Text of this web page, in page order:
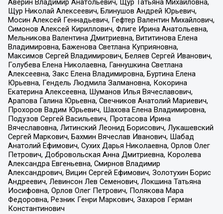
Аверин Владимир Анатольевич, Щур Татьяна Михайловна,
Щур Николай Алексеевич, Блинушов Андрей Юрьевич,
Мосин Алексей Геннадьевич, Гефтер Валентин Михайлович,
Симонов Алексей Кириллович, Флиге Ирина Анатольевна,
Мельникова Валентина Дмитриевна, Вититинова Елена
Владимировна, Баженова Светлана Куприяновна,
Максимов Сергей Владимирович, Беляев Сергей Иванович,
Голубева Елена Николаевна, Ганнушкина Светлана
Алексеевна, Закс Елена Владимировна, Буртина Елена
Юрьевна, Гендель Людмила Залмановна, Кокорина
Екатерина Алексеевна, Шуманов Илья Вячеславович,
Арапова Галина Юрьевна, Свечников Анатолий Мариевич,
Прохоров Вадим Юрьевич, Шахова Елена Владимировна,
Подузов Сергей Васильевич, Протасова Ирина
Вячеславовна, Литинский Леонид Борисович, Лукашевский
Сергей Маркович, Бахмин Вячеслав Иванович, Шабад
Анатолий Ефимович, Сухих Дарья Николаевна, Орлов Олег
Петрович, Добровольская Анна Дмитриевна, Королева
Александра Евгеньевна, Смирнов Владимир
Александрович, Вицин Сергей Ефимович, Золотухин Борис
Андреевич, Левинсон Лев Семенович, Локшина Татьяна
Иосифовна, Орлов Олег Петрович, Полякова Мара
Федоровна, Резник Генри Маркович, Захаров Герман
Константинович